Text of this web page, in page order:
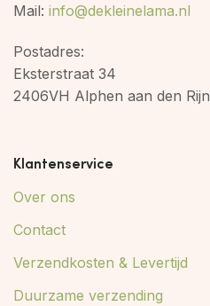
Mail: info@dekleinelama.nl
Postadres:
Eksterstraat 34
2406VH Alphen aan den Rijn
Klantenservice
Over ons
Contact
Verzendkosten & Levertijd
Duurzame verzending